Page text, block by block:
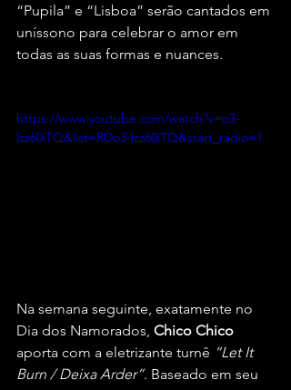
“Pupila” e “Lisboa” serão cantados em
uníssono para celebrar o amor em
todas as suas formas e nuances.
https://www.youtube.com/watch?v=o3-
lzz60iTQ&list=RDo3-lzz60iTQ&start_radio=1
Na semana seguinte, exatamente no
Dia dos Namorados, Chico Chico
aporta com a eletrizante turnê “Let It
Burn / Deixa Arder”. Baseado em seu